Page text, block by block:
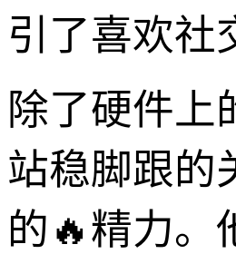
引了喜欢社
除了硬件上
站稳脚跟的
的🔥精力。